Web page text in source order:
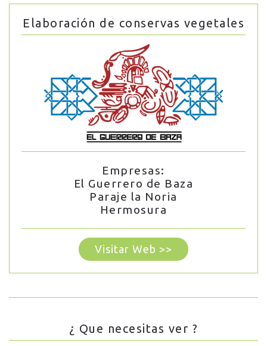
Elaboración de conservas vegetales
Empresas:
El Guerrero de Baza
Paraje la Noria
Hermosura
Visitar Web >>
¿ Que necesitas ver ?